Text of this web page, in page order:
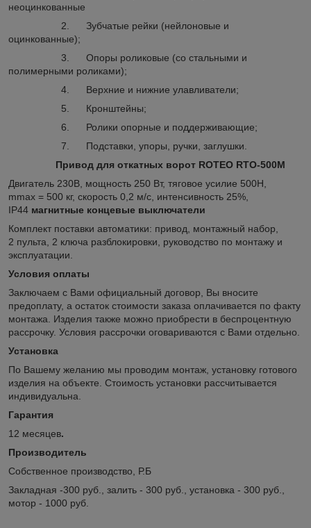
неоцинкованные
2. Зубчатые рейки (нейлоновые и
оцинкованные);
3. Опоры роликовые (со стальными и
полимерными роликами);
4. Верхние и нижние улавливатели;
5. Кронштейны;
6. Ролики опорные и поддерживающие;
7. Подставки, упоры, ручки, заглушки.
Привод для откатных ворот ROTEO RTO-500M
Двигатель 230В, мощность 250 Вт, тяговое усилие 500Н,
mmax = 500 кг, скорость 0,2 м/с, интенсивность 25%,
IP44 магнитные концевые выключатели
Комплект поставки автоматики: привод, монтажный набор,
2 пульта, 2 ключа разблокировки, руководство по монтажу и
эксплуатации.
Условия оплаты
Заключаем с Вами официальный договор, Вы вносите
предоплату, а остаток стоимости заказа оплачивается по факту
монтажа. Изделия также можно приобрести в беспроцентную
рассрочку. Условия рассрочки оговариваются с Вами отдельно.
Установка
По Вашему желанию мы проводим монтаж, установку готового
изделия на объекте. Стоимость установки рассчитывается
индивидуальна.
Гарантия
12 месяцев.
Производитель
Собственное производство, Р.Б
Закладная -300 руб., залить - 300 руб., установка - 300 руб.,
мотор - 1000 руб.